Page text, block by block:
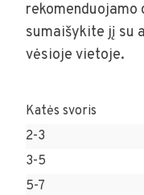
sumaišykite jį su
vėsioje vietoje.
Katės svoris
2-3
3-5
5-7